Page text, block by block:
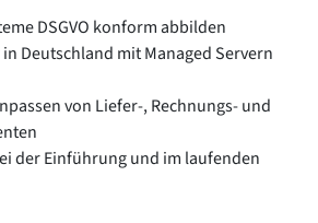
DSGVO konform abbilden
Deutschland mit Managed Servern
von Liefer-, Rechnungs- und
der Einführung und im laufenden